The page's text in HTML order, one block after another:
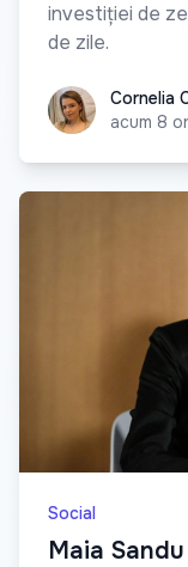
investiției de
de zile.
CorneliaCornelia
acum 8
Social
Maia